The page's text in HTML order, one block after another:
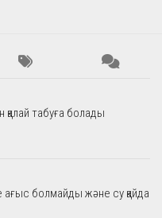
табуға болады
ағыс болмайды және су қайда